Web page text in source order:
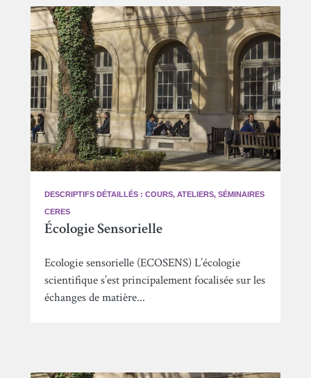
DESCRIPTIFS DÉTAILLÉS : COURS, ATELIERS, SÉMINAIRES
CERES
Écologie Sensorielle
Ecologie sensorielle (ECOSENS) L’écologie
scientifique s’est principalement focalisée sur les
échanges de matière...